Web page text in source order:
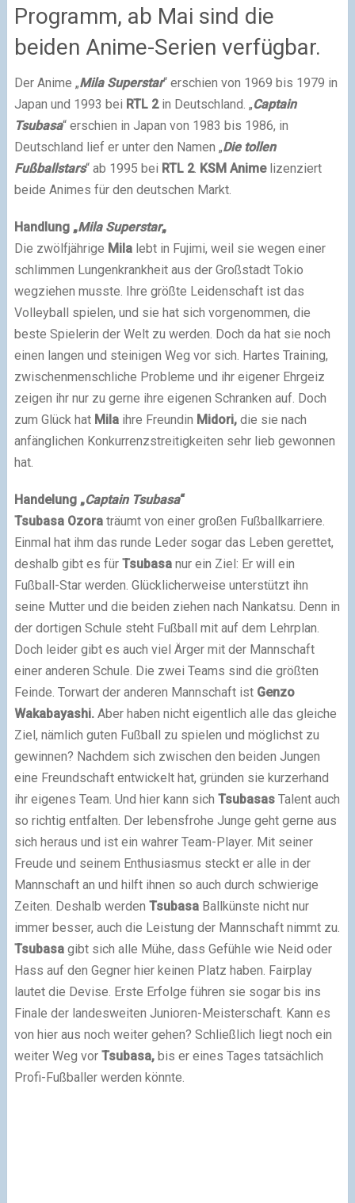
Programm, ab Mai sind die
beiden Anime-Serien verfügbar.
Der Anime „Mila Superstar“ erschien von 1969 bis 1979 in
Japan und 1993 bei RTL 2in Deutschland. „Captain
Tsubasa“ erschien in Japan von 1983 bis 1986, in
Deutschland lief er unter den Namen „Die tollen
Fußballstars“ ab 1995 bei RTL 2. KSM Animelizenziert
beide Animes für den deutschen Markt.
Handlung „Mila Superstar„
Die zwölfjährige Milalebt in Fujimi, weil sie wegen einer
schlimmen Lungenkrankheit aus der Großstadt Tokio
wegziehen musste. Ihre größte Leidenschaft ist das
Volleyball spielen, und sie hat sich vorgenommen, die
beste Spielerin der Welt zu werden. Doch da hat sie noch
einen langen und steinigen Weg vor sich. Hartes Training,
zwischenmenschliche Probleme und ihr eigener Ehrgeiz
zeigen ihr nur zu gerne ihre eigenen Schranken auf. Doch
zum Glück hat Milaihre Freundin Midori,die sie nach
anfänglichen Konkurrenzstreitigkeiten sehr lieb gewonnen
hat.
Handelung „Captain Tsubasa“
Tsubasa Ozora träumt von einer großen Fußballkarriere.
Einmal hat ihm das runde Leder sogar das Leben gerettet,
deshalb gibt es für Tsubasanur ein Ziel: Er will ein
Fußball-Star werden. Glücklicherweise unterstützt ihn
seine Mutter und die beiden ziehen nach Nankatsu. Denn in
der dortigen Schule steht Fußball mit auf dem Lehrplan.
Doch leider gibt es auch viel Ärger mit der Mannschaft
einer anderen Schule. Die zwei Teams sind die größten
Feinde. Torwart der anderen Mannschaft ist Genzo
Wakabayashi.Aber haben nicht eigentlich alle das gleiche
Ziel, nämlich guten Fußball zu spielen und möglichst zu
gewinnen? Nachdem sich zwischen den beiden Jungen
eine Freundschaft entwickelt hat, gründen sie kurzerhand
ihr eigenes Team. Und hier kann sich TsubasasTalent auch
so richtig entfalten. Der lebensfrohe Junge geht gerne aus
sich heraus und ist ein wahrer Team-Player. Mit seiner
Freude und seinem Enthusiasmus steckt er alle in der
Mannschaft an und hilft ihnen so auch durch schwierige
Zeiten. Deshalb werden TsubasaBallkünste nicht nur
immer besser, auch die Leistung der Mannschaft nimmt zu.
Tsubasagibt sich alle Mühe, dass Gefühle wie Neid oder
Hass auf den Gegner hier keinen Platz haben. Fairplay
lautet die Devise. Erste Erfolge führen sie sogar bis ins
Finale der landesweiten Junioren-Meisterschaft. Kann es
von hier aus noch weiter gehen? Schließlich liegt noch ein
weiter Weg vor Tsubasa,bis er eines Tages tatsächlich
Profi-Fußballer werden könnte.